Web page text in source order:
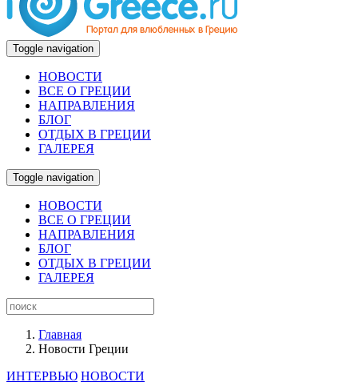
Toggle navigation
НОВОСТИ
ВСЕ О ГРЕЦИИ
НАПРАВЛЕНИЯ
БЛОГ
ОТДЫХ В ГРЕЦИИ
ГАЛЕРЕЯ
Toggle navigation
НОВОСТИ
ВСЕ О ГРЕЦИИ
НАПРАВЛЕНИЯ
БЛОГ
ОТДЫХ В ГРЕЦИИ
ГАЛЕРЕЯ
Главная
Новости Греции
ИНТЕРВЬЮ НОВОСТИ